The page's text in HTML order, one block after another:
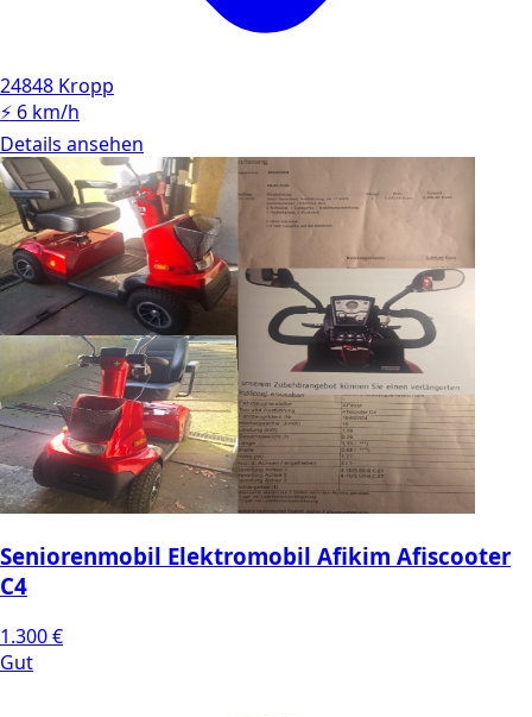
24848 Kropp
⚡ 6 km/h
Details ansehen
Seniorenmobil Elektromobil Afikim Afiscooter
C4
1.300 €
Gut